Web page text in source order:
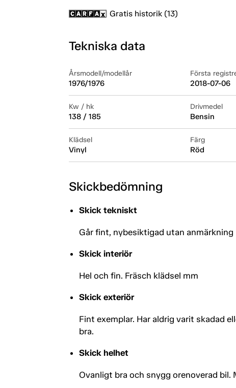
Gratis historik (13)
Tekniska data
Årsmodell/modellår
1976/1976
Första
2018-07-06
Kw / hk
138 / 185
Drivmedel
Bensin
Klädsel
Vinyl
Färg
Röd
Skickbedömning
Skick tekniskt
Går fint, nybesiktigad utan anmärkning
Skick interiör
Hel och fin. Fräsch klädsel mm
Skick exteriör
Fint exemplar. Har aldrig varit skadad
bra.
Skick helhet
Ovanligt bra och snygg orenoverad